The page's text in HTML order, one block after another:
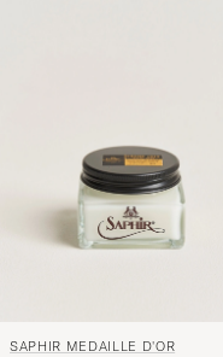
SAPHIR MEDAILLE D'OR